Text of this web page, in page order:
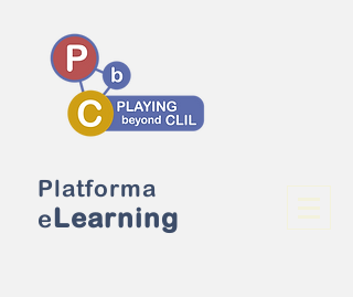
Platforma
eLearning